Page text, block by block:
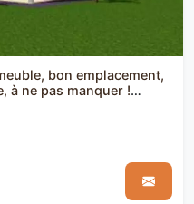
bon emplacement,
à ne pas manquer !
bonne affaire,
entièrement meublé,